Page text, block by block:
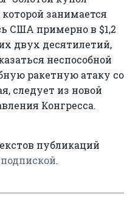
занимается
США примерно в $1,2
двух десятилетий,
неспособной
ракетную атаку со
следует из новой
Конгресса.
публикаций
.